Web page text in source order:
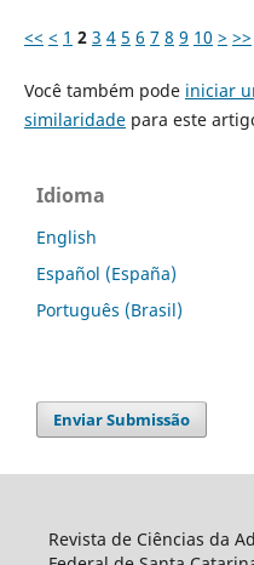
<< < 1 2 3 4 5 6 7 8 9 10 > >>
Você também pode iniciar
similaridadepara este
Idioma
English
Español (España)
Português (Brasil)
Enviar Submissão
Revista de Ciências da